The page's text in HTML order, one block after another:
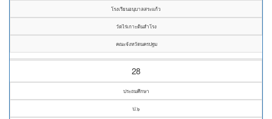
โรงเรียนอนุบาลสระแก้ว
วัดไร่เกาะต้นสำโรง
คณะจังหวัดนครปฐม
28
ประถมศึกษา
ป.๖